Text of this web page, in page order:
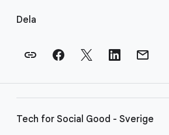
Dela
Tech for Social Good - Sverige